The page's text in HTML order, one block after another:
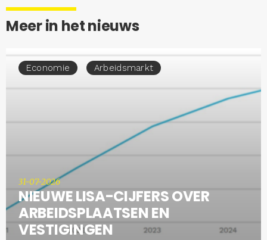
Meer in het nieuws
Economie Arbeidsmarkt
31-07-2026
NIEUWE LISA-CIJFERS OVER
ARBEIDSPLAATSEN EN
VESTIGINGEN